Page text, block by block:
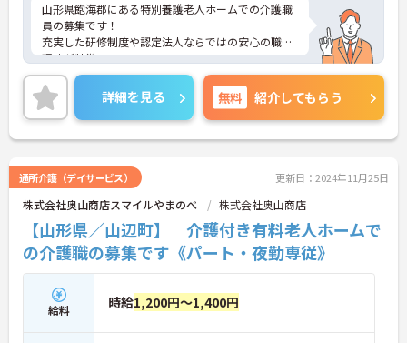
山形県飽海郡にある特別養護老人ホームでの介護職
員の募集です！
充実した研修制度や認定法人ならではの安心の職場
環境が特徴。
障がい者・高齢者福祉、リハビリテーション分野な
ど幅広く地域貢献とスキルアップを目指す方におす
すめです。
ご興味がある方は、ご面接のポイントをお伝えしま
すので、お気軽にお問い合わせください。
詳細を見る 無料 紹介してもらう
通所介護（デイサービス） 更新日：2024年11月25日
株式会社奥山商店スマイルやまのべ 株式会社奥山商店
【山形県／山辺町】 介護付き有料老人ホームで
の介護職の募集です《パート・夜勤専従》
給料 時給1,200円～1,400円